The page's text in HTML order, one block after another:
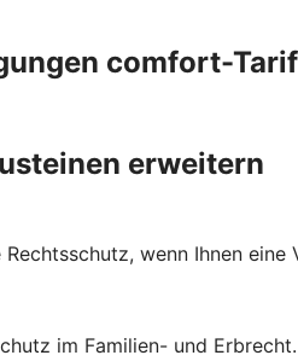
comfort-Tarif
erweitern
Rechtsschutz, wenn Ihnen
im Familien- und